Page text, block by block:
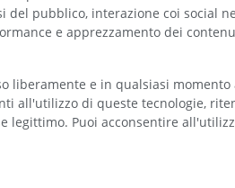
pubblico, interazione coi social
e apprezzamento dei
liberamente e in qualsiasi
all'utilizzo di queste tecnologie,
legittimo. Puoi acconsentire